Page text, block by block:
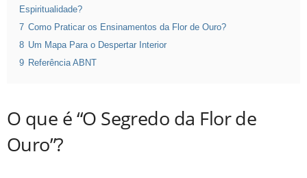
Espiritualidade?
7 Como Praticar os Ensinamentos da Flor de Ouro?
8 Um Mapa Para o Despertar Interior
9 Referência ABNT
O que é “O Segredo da Flor de
Ouro”?